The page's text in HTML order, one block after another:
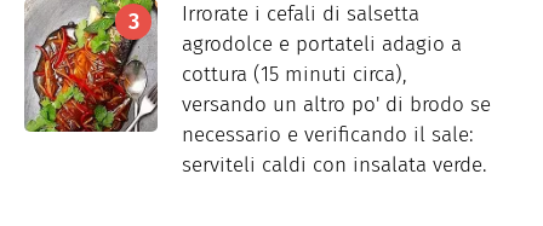
Irrorate i cefali di salsetta
agrodolce e portateli adagio a
cottura (15 minuti circa),
versando un altro po' di brodo se
necessario e verificando il sale:
serviteli caldi con insalata verde.